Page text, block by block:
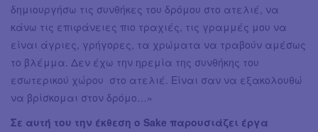
δημιουργήσω τις συνθήκες του δρόμου στο ατελιέ, να
κάνω τις επιφάνειες πιο τραχιές, τις γραμμές μου να
είναι άγριες, γρήγορες, τα χρώματα να τραβούν αμέσως
το βλέμμα. Δεν έχω την ηρεμία της συνθήκης του
εσωτερικού χώρου στο ατελιέ. Είναι σαν να εξακολουθώ
να βρίσκομαι στον δρόμο…»
Σε αυτή του την έκθεση ο Sake παρουσιάζει έργα